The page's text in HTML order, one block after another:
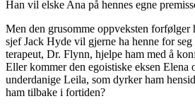
Han vil elske Ana på hennes egne
Men den grusomme oppveksten forfølger
sjef Jack Hyde vil gjerne ha henne for
terapeut, Dr. Flynn, hjelpe ham med å
Eller kommer den egoistiske eksen Elena
underdanige Leila, som dyrker ham
ham tilbake i fortiden?